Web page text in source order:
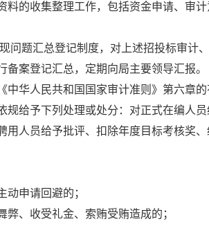
的收集整理工作，包括资金申请、审
题汇总登记制度，对上述招投标审计
案登记汇总，定期向局主要领导汇报。
华人民共和国国家审计准则》第六章的
给予下列处理或处分：对正式在编人
人员给予批评、扣除年度目标考核奖
动申请回避的；
弊、收受礼金、索贿受贿造成的；